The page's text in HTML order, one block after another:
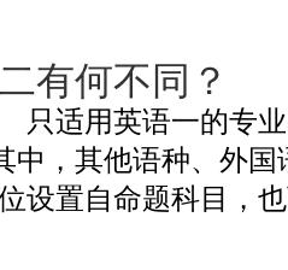
有何不同？
适用英语一的专
中，其他语种、外
位设置自命题科目